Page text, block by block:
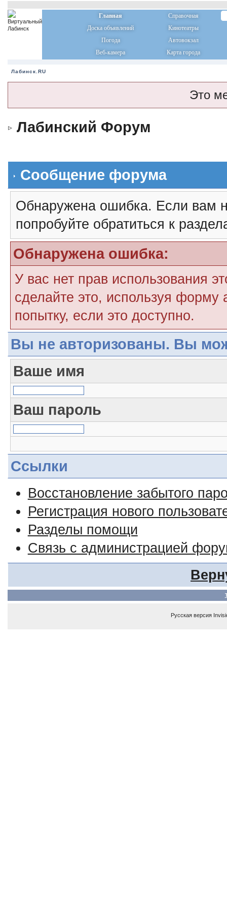
Главная
Справочная
Доска объявлений
Кинотеатры
Погода
Автовокзал
Веб-камера
Карта города
Лабинск.RU
Это
Лабинский Форум
Сообщение форума
Обнаружена ошибка. Если вам
попробуйте обратиться к
Обнаружена ошибка:
У вас нет прав использования
сделайте это, используя форму
попытку, если это доступно.
Вы не авторизованы. Вы
Ваше имя
Ваш пароль
Ссылки
Восстановление забытого
Регистрация нового
Разделы помощи
Связь с администрацией
Русская версия